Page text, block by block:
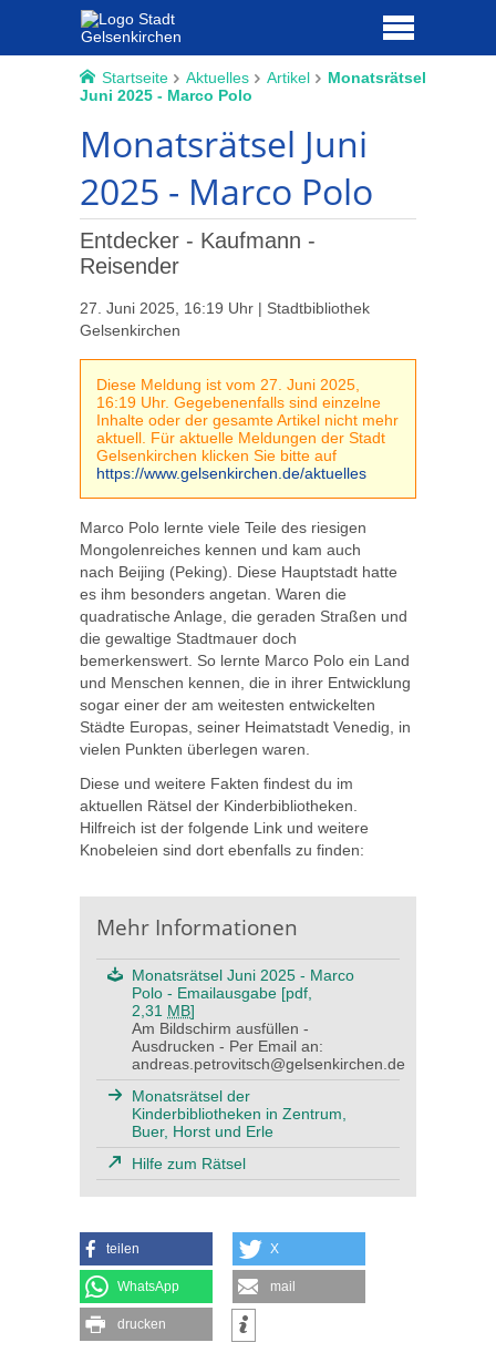
Startseite Aktuelles Artikel
Monatsrätsel
Juni 2025 - Marco Polo
Monatsrätsel Juni
2025 - Marco Polo
Entdecker - Kaufmann -
Reisender
27. Juni 2025, 16:19 Uhr | Stadtbibliothek
Gelsenkirchen
Diese Meldung ist vom 27. Juni 2025,
16:19 Uhr. Gegebenenfalls sind einzelne
Inhalte oder der gesamte Artikel nicht mehr
aktuell. Für aktuelle Meldungen der Stadt
Gelsenkirchen klicken Sie bitte auf
https://www.gelsenkirchen.de/aktuelles
Marco Polo lernte viele Teile des riesigen
Mongolenreiches kennen und kam auch
nach Beijing (Peking). Diese Hauptstadt hatte
es ihm besonders angetan. Waren die
quadratische Anlage, die geraden Straßen und
die gewaltige Stadtmauer doch
bemerkenswert. So lernte Marco Polo ein Land
und Menschen kennen, die in ihrer Entwicklung
sogar einer der am weitesten entwickelten
Städte Europas, seiner Heimatstadt Venedig, in
vielen Punkten überlegen waren.
Diese und weitere Fakten findest du im
aktuellen Rätsel der Kinderbibliotheken.
Hilfreich ist der folgende Link und weitere
Knobeleien sind dort ebenfalls zu finden:
Mehr Informationen
Monatsrätsel Juni 2025 - Marco
Polo - Emailausgabe [pdf,
2,31 MB]
Am Bildschirm ausfüllen -
Ausdrucken - Per Email an:
andreas.petrovitsch@gelsenkirchen.de
Monatsrätsel der
Kinderbibliotheken in Zentrum,
Buer, Horst und Erle
Hilfe zum Rätsel
teilen X
WhatsApp mail
drucken